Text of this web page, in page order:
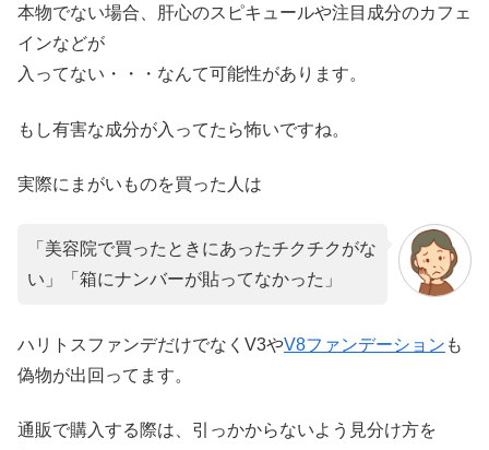
本物でない場合、肝心のスピキュールや注目成分のカフェ
インなどが
入ってない・・・なんて可能性があります。
もし有害な成分が入ってたら怖いですね。
実際にまがいものを買った人は
「美容院で買ったときにあったチクチクがな
い」「箱にナンバーが貼ってなかった」
ハリトスファンデだけでなくV3やV8ファンデーション も
偽物が出回ってます。
通販で購入する際は、引っかからないよう見分け方を